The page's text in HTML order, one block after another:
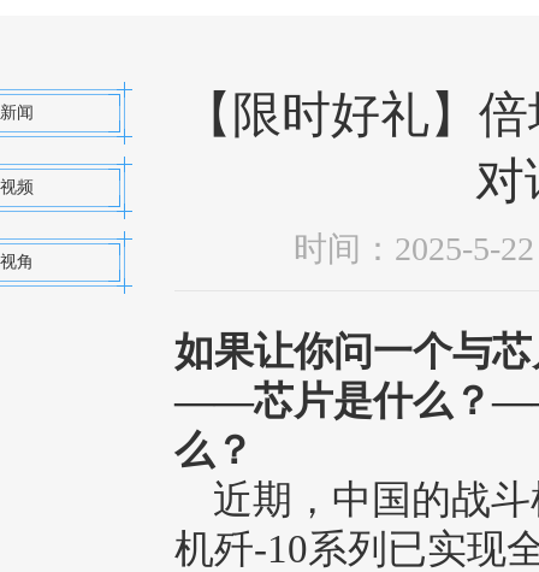
闻
频
角
【限时好礼】
对
时间：2025-
如果让你问一个与
——芯片是什么？
么？
近期，中国的战
机歼-10系列已实现